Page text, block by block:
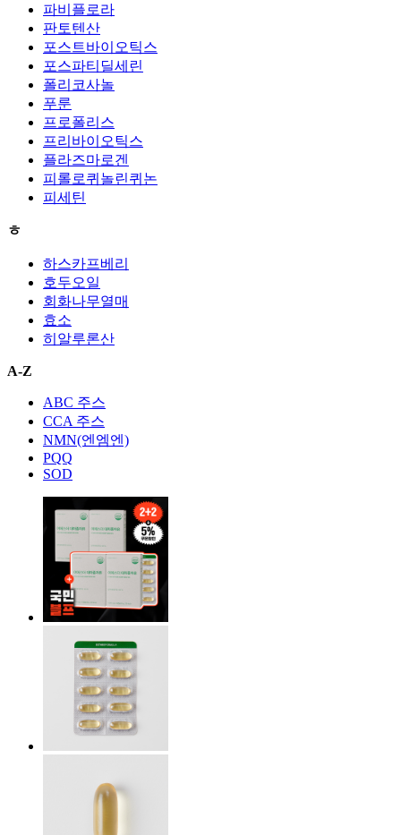
파비플로라
판토텐산
포스트바이오틱스
포스파티딜세린
폴리코사놀
푸룬
프로폴리스
프리바이오틱스
플라즈마로겐
피롤로퀴놀린퀴논
피세틴
ㅎ
하스카프베리
호두오일
회화나무열매
효소
히알루론산
A-Z
ABC 주스
CCA 주스
NMN(엔엠엔)
PQQ
SOD